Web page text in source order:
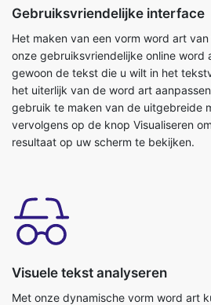
Gebruiksvriendelijke interface
Het maken van een vorm word art
onze gebruiksvriendelijke online word
gewoon de tekst die u wilt in het
het uiterlijk van de word art
gebruik te maken van de uitgebreide
vervolgens op de knop Visualiseren
resultaat op uw scherm te bekijken.
Visuele tekst analyseren
Met onze dynamische vorm word art